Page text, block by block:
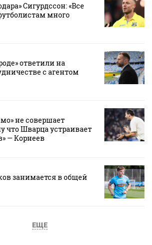
Сигурдссон: «Все
много
ответили на
с агентом
не совершает
что Шварца устраивает
— Корнеев
занимается в общей
ЕЩЕ